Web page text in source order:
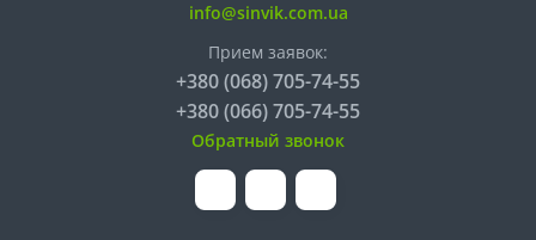
info@sinvik.com.ua
Прием заявок:
+380 (068) 705-74-55
+380 (066) 705-74-55
Обратный звонок